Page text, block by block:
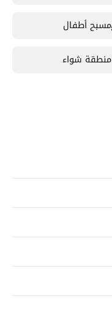
مسبح أطفال
منطقة شواء